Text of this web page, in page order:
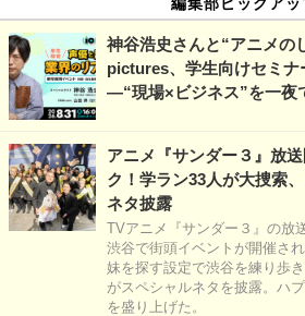
神谷浩史さんと“アニメの
pictures、学生向けセミ
―“現場×ビジネス”を一夜
アニメ『サンダー３』放
ク！学ラン33人が大捜索
ネタ披露
TVアニメ『サンダー３』の放
渋谷で街頭イベントが開催さ
妹を探す設定で渋谷を練り歩
がスペシャルネタを披露。ハ
を盛り上げた。